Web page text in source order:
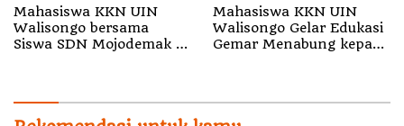
Mahasiswa KKN UIN
Walisongo bersama
Siswa SDN Mojodemak 3
Mahasiswa KKN UIN
Walisongo Gelar Edukasi
Gemar Menabung kepada